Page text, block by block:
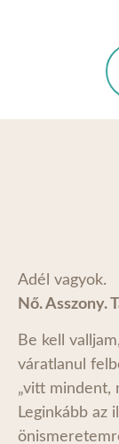
Adél vagyok.
Nő. Asszony.
Be kell
váratlanul
„vitt mindent,
Leginkább az